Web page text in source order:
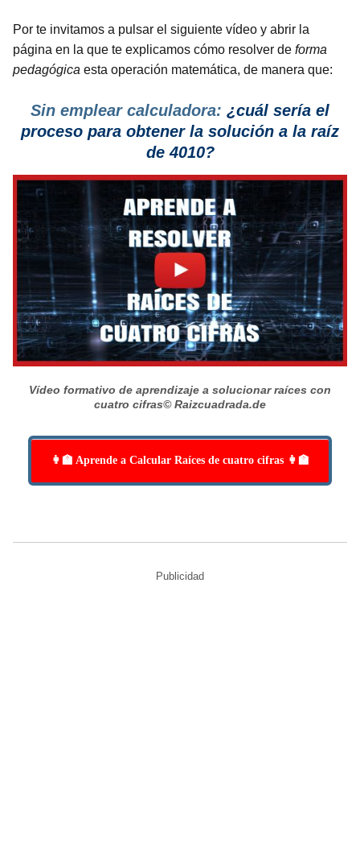
Por te invitamos a pulsar el siguiente vídeo y abrir la
página en la que te explicamos cómo resolver de forma
pedagógica esta operación matemática, de manera que:
Sin emplear calculadora: ¿cuál sería el
proceso para obtener la solución a la raíz
de 4010?
Vídeo formativo de aprendizaje a solucionar raíces con
cuatro cifras© Raizcuadrada.de
👩‍🏫 Aprende a Calcular Raíces de cuatro cifras 👩‍🏫
Publicidad